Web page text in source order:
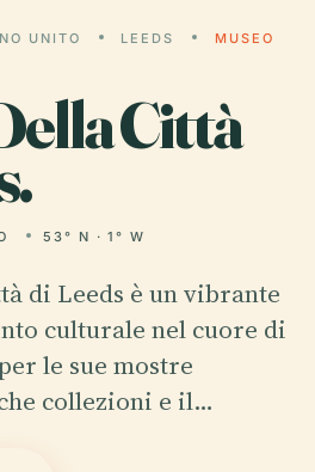
UNITO LEEDS
MUSEO
Città
53° N · 1° W
di Leeds è un vibrante
culturale nel cuore di
le sue mostre
collezioni e il…